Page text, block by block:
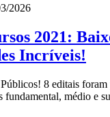
2026
2021:
Incríveis!
8 editais
médio e